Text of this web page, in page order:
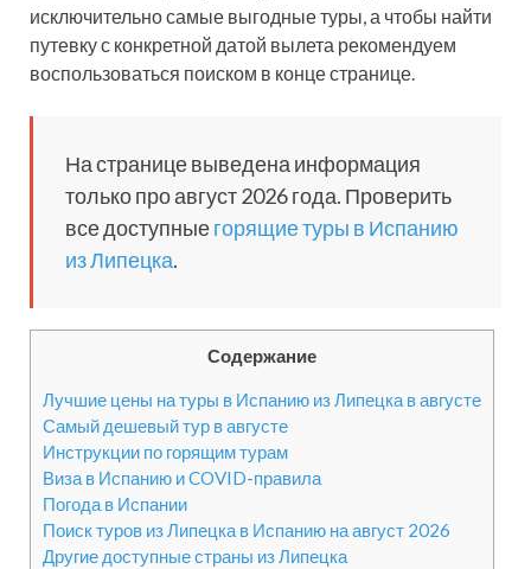
исключительно самые выгодные туры, а чтобы найти
путевку с конкретной датой вылета рекомендуем
воспользоваться поиском в конце странице.
На странице выведена информация
только про август 2026 года. Проверить
все доступныегорящие туры в Испанию
из Липецка.
Содержание
Лучшие цены на туры в Испанию из Липецка в августе
Самый дешевый тур в августе
Инструкции по горящим турам
Виза в Испанию и COVID-правила
Погода в Испании
Поиск туров из Липецка в Испанию на август 2026
Другие доступные страны из Липецка